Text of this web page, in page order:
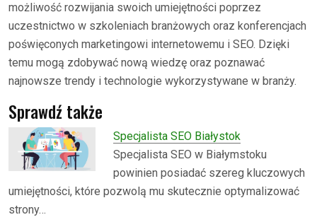
możliwość rozwijania swoich umiejętności poprzez
uczestnictwo w szkoleniach branżowych oraz konferencjach
poświęconych marketingowi internetowemu i SEO. Dzięki
temu mogą zdobywać nową wiedzę oraz poznawać
najnowsze trendy i technologie wykorzystywane w branży.
Sprawdź także
Specjalista SEO Białystok
Specjalista SEO w Białymstoku
powinien posiadać szereg kluczowych
umiejętności, które pozwolą mu skutecznie optymalizować
strony…